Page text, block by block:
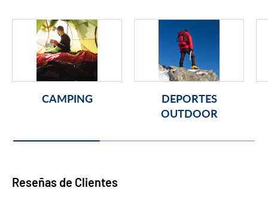
CAMPING
DEPORTES
OUTDOOR
Reseñas de Clientes